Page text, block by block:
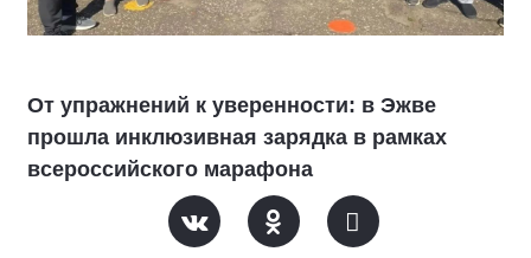
От упражнений к уверенности: в Эжве
прошла инклюзивная зарядка в рамках
всероссийского марафона